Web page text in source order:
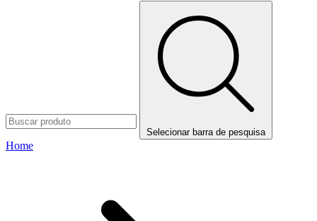
Selecionar barra de pesquisa
Home